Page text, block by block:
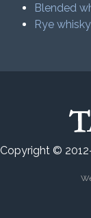
Blended
Rye
Copyright ©